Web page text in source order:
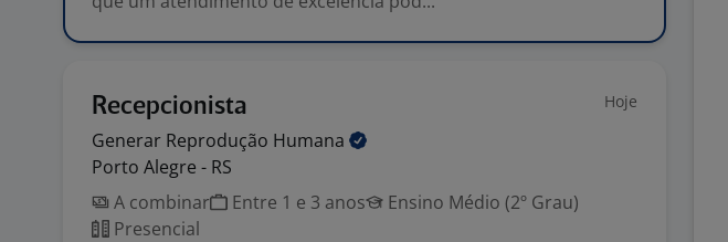
Recepcionista Hoje
Generar Reprodução Humana
Porto Alegre - RS
A combinar
Entre 1 e 3 anos
Ensino Médio (2º Grau)
Presencial